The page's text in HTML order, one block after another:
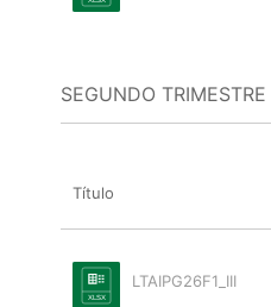
SEGUNDO TRIMESTRE
Título
LTAIPG26F1_III